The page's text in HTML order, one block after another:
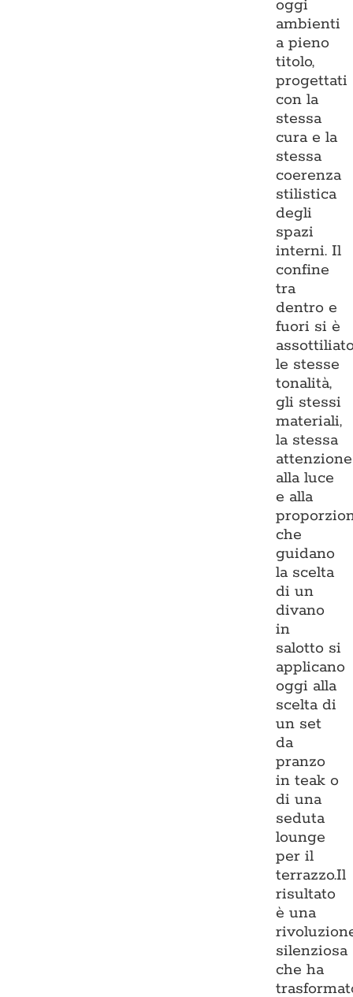
oggi
ambienti
a pieno
titolo,
progettati
con la
stessa
cura e la
stessa
coerenza
stilistica
degli
spazi
interni. Il
confine
tra
dentro e
fuori si è
le stesse
tonalità,
gli stessi
materiali,
la stessa
attenzione
alla luce
e alla
che
guidano
la scelta
di un
divano
in
salotto si
applicano
oggi alla
scelta di
un set
da
pranzo
in teak o
di una
seduta
lounge
per il
terrazzo.Il
risultato
è una
silenziosa
che ha